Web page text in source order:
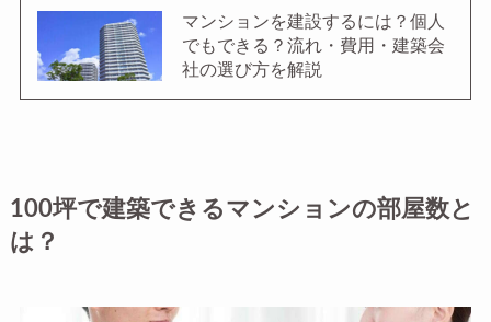
マンションを建設するには？個人
でもできる？流れ・費用・建築会
社の選び方を解説
100坪で建築できるマンションの部屋数と
は？